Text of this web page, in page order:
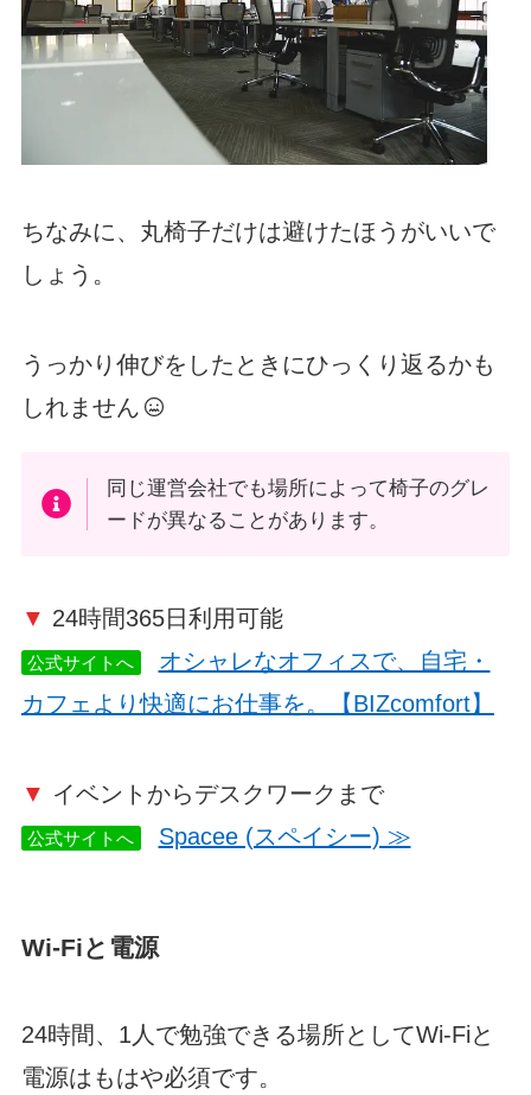
ちなみに、丸椅子だけは避けたほうがいいで
しょう。
うっかり伸びをしたときにひっくり返るかも
しれません
同じ運営会社でも場所によって椅子のグレ
ードが異なることがあります。
▼ 24時間365日利用可能
公式サイトへ
オシャレなオフィスで、自宅・
カフェより快適にお仕事を。【BIZcomfort】
▼ イベントからデスクワークまで
公式サイトへ Spacee (スペイシー) ≫
Wi-Fiと電源
24時間、1人で勉強できる場所としてWi-Fiと
電源はもはや必須です。